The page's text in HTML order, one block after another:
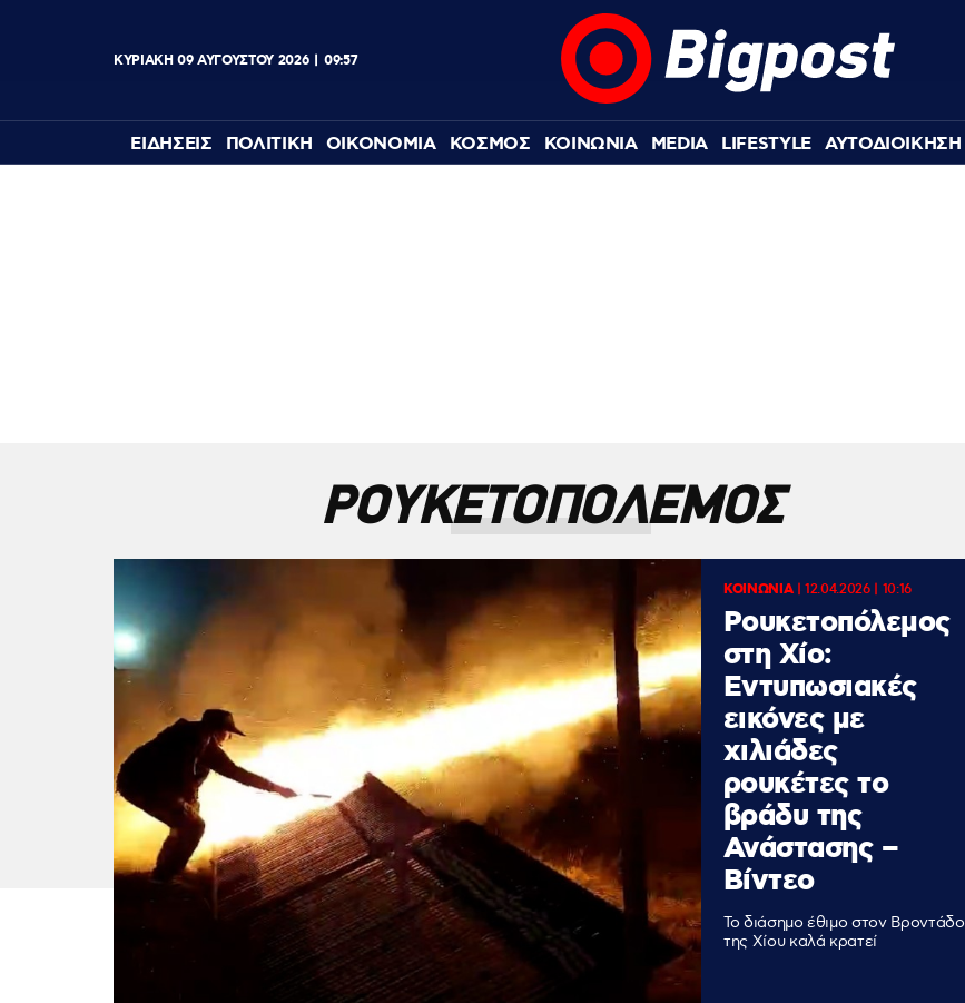
ΚΥΡΙΑΚΗ 09 ΑΥΓΟΥΣΤΟΥ 2026 09:57
ΕΙΔΗΣΕΙΣ ΠΟΛΙΤΙΚΗ ΟΙΚΟΝΟΜΙΑ ΚΟΣΜΟΣ ΚΟΙΝΩΝΙΑ MEDIA LIFESTYLE ΑΥΤΟΔΙΟΙΚΗΣΗ
ΡΟΥΚΕΤΟΠΟΛΕΜΟΣ
ΚΟΙΝΩΝΙΑ|12.04.2026 | 10:16
Ρουκετοπόλεμος
στη Χίο:
Εντυπωσιακές
εικόνες με
χιλιάδες
ρουκέτες το
βράδυ της
Ανάστασης –
Βίντεο
Το διάσημο έθιμο στον Βροντάδο
της Χίου καλά κρατεί